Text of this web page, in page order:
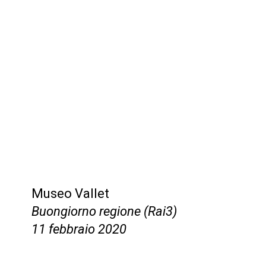
Museo Vallet
Buongiorno regione (Rai3)
11 febbraio 2020